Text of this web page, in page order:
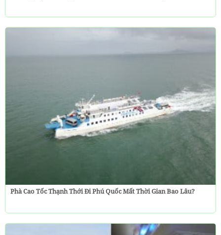
Phà Cao Tốc Thạnh Thới Đi Phú Quốc Mất Thời Gian Bao Lâu?